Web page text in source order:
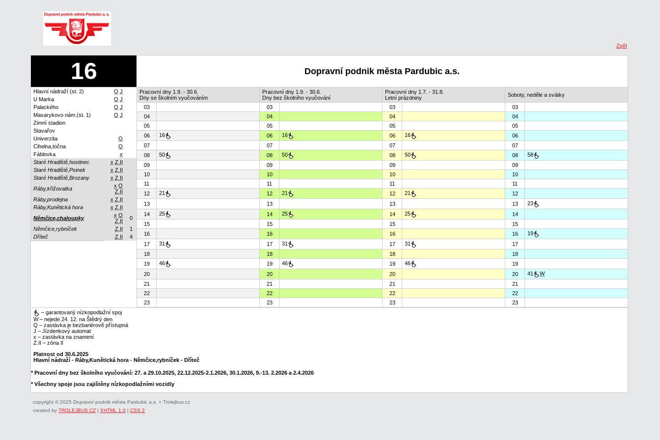
Zpět
16 Dopravní podnik města Pardubic a.s.
Hlavní nádraží (st. 2) Q J
U Marka
Q J
Palackého
Q J
Masarykovo nám.(st. 1)
Q J
Zimní stadion
Stavařov
Univerzita
Q
Cihelna,točna
Q
Fáblovka
x
Staré Hradiště,hostinec
x Z.II
Staré Hradiště,Psinek
x Z.II
Staré Hradiště,Brozany
x Z.II
Ráby,křižovatka
x Q
Z.II
Ráby,prodejna
x Z.II
Ráby,Kunětická hora
x Z.II
Němčice,chaloupky
x Q
Z.II
0
Němčice,rybníček
Z.II
1
Dříteč
Z.II 4
Pracovní dny 1.9. - 30.6.
Dny se školním vyučováním
Pracovní dny 1.9. - 30.6.
Dny bez školního vyučování
Pracovní dny 1.7. - 31.8.
Letní prázdniny
Soboty, neděle a svátky
03 03 03
03
04
04 04
04
05
05 05
05
06
16 06 16 06 16
06
07
07 07
07
08
50 08 50 08 50 08
58
09
09 09
09
10
10 10
10
11
11 11
11
12
21 12 21 12 21
12
13
13 13 13
23
14
25 14 25 14 25
14
15
15 15
15
16
16 16 16
19
17
31 17 31 17 31
17
18
18 18
18
19
46 19 46 19 46
19
20
20 20 20 41
W
21
21 21
21
22
22 22
22
23
23 23
23
– garantovaný nízkopodlažní spoj
W – nejede 24. 12. na Štědrý den
Q – zastávka je bezbariérově přístupná
J – Jízdenkový automat
x – zastávka na znamení
Z.II – zóna II
Platnost od 30.6.2025
Hlavní nádraží - Ráby,Kunětická hora - Němčice,rybníček - Dříteč
* Pracovní dny bez školního vyučování: 27. a 29.10.2025, 22.12.2025-2.1.2026, 30.1.2026, 9.-13. 2.2026 a 2.4.2026
* Všechny spoje jsou zajištěny nízkopodlažními vozidly
copyright © 2025 Dopravní podnik města Pardubic a.s. + Trolejbus.cz
created by TROLEJBUS CZ | XHTML 1.0 | CSS 2